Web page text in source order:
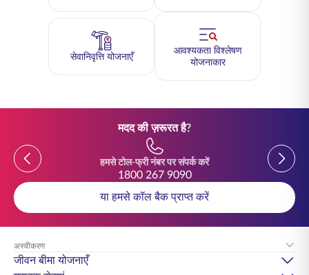
सेवानिवृत्ति योजनाएँ
आवश्यकता विश्लेषण
योजनाकार
मदद की ज़रूरत है?
Previous
हमसे टोल-फ्री नंबर पर संपर्क करें
1800 267 9090
Previous
या हमसे कॉल बैक प्राप्त करें
अस्वीकरण
जीवन बीमा योजनाएँ